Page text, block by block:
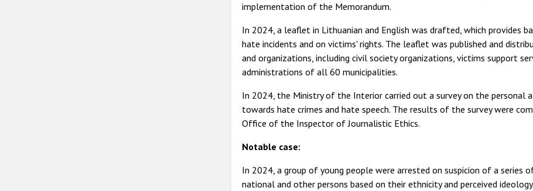
implementation of the Memorandum.
In 2024, a leaflet in Lithuanian and English was drafted, which provides
hate incidents and on victims' rights. The leaflet was published and
and organizations, including civil society organizations, victims support
administrations of all 60 municipalities.
In 2024, the Ministry of the Interior carried out a survey on the
towards hate crimes and hate speech. The results of the survey were
Office of the Inspector of Journalistic Ethics.
Notable case:
In 2024, a group of young people were arrested on suspicion of a series
national and other persons based on their ethnicity and perceived